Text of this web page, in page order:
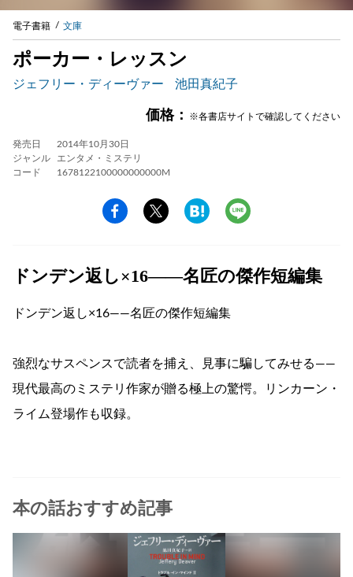
電子書籍 文庫
ポーカー・レッスン
ジェフリー・ディーヴァー 池田真紀子
価格： ※各書店サイトで確認してください
発売日
2014年10月30日
ジャンル
エンタメ・ミステリ
コード
1678122100000000000M
ドンデン返し×16――名匠の傑作短編集
ドンデン返し×16――名匠の傑作短編集
強烈なサスペンスで読者を捕え、見事に騙してみせる――
現代最高のミステリ作家が贈る極上の驚愕。リンカーン・
ライム登場作も収録。
本の話おすすめ記事